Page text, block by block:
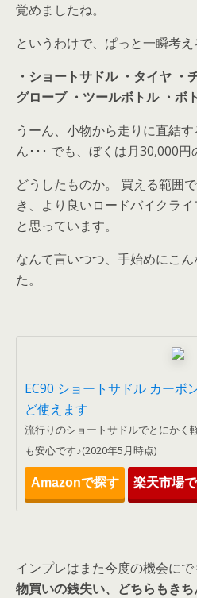
覚めましたね。
というわけで、ぱっと一瞬考え
・ショートサドル ・タイヤ ・
グローブ ・ツールボトル ・ボ
うーん、小物から走りに直結
ん･･･ でも、ぼくは月30,000円
どうしたものか。 買える範囲
き、より良いロードバイクライ
と思っています。
なんて言いつつ、手始めにこ
た。
EC90 ショートサドル カーボ
ど使えます
流行りのショートサドルでとにかく
も安心です♪(2020年5月時点)
Amazonで探す 楽天市場
インプレはまた今度の機会にで
物買いの銭失い、どちらもきち